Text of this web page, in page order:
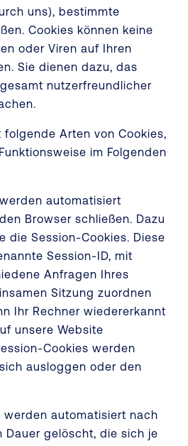
uns), bestimmte
Cookies können keine
oder Viren auf Ihren
Sie dienen dazu, das
nutzerfreundlicher
folgende Arten von Cookies,
im Folgenden
automatisiert
Browser schließen. Dazu
die Session-Cookies. Diese
Session-ID, mit
Anfragen Ihres
Sitzung zuordnen
Ihr Rechner wiedererkannt
unsere Website
Cookies werden
ausloggen oder den
werden automatisiert nach
Dauer gelöscht, die sich je